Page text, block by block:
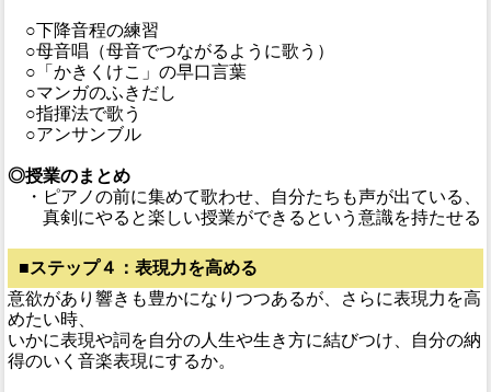
○下降音程の練習
○母音唱（母音でつながるように歌う）
○「かきくけこ」の早口言葉
○マンガのふきだし
○指揮法で歌う
○アンサンブル
◎授業のまとめ
・ピアノの前に集めて歌わせ、自分たちも声が出ている、
真剣にやると楽しい授業ができるという意識を持たせる
■ステップ４：表現力を高める
意欲があり響きも豊かになりつつあるが、さらに表現力を高
めたい時、
いかに表現や詞を自分の人生や生き方に結びつけ、自分の納
得のいく音楽表現にするか。